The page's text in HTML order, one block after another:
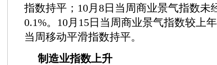
指数持平；10月8日当周商业景气指数未
0.1%。10月15日当周商业景气指数较上
当周移动平滑指数持平。
制造业指数上升